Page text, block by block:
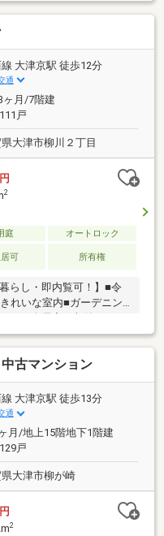
大津京駅 徒歩12分
通
ヶ月/7階建
戸
大津市柳川２丁目
2
庭
オートロック
可 所有権
らし・即内覧可！】■令
れいな室内■ガーデニン
片付きます
古マンション
大津京駅 徒歩13分
通
月/地上15階地下1階建
戸
大津市柳が崎
2